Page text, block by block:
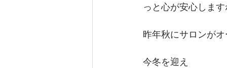
っと心が安心しま
昨年秋にサロンが
今冬を迎え